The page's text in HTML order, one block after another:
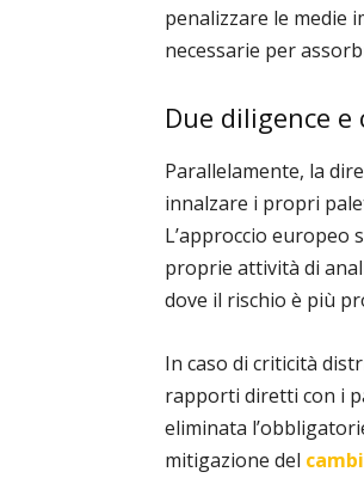
penalizzare le medie
necessarie per
Due diligence
Parallelamente, la
innalzare i propri
L’approccio europeo
proprie attività di
dove il rischio è più
In caso di criticità
rapporti diretti con i
eliminata
mitigazione del